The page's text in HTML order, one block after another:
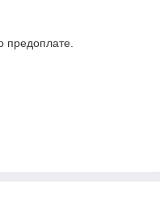
предоплате.